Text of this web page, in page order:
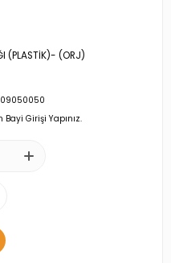
(PLASTİK)- (ORJ)
Girişi Yapınız.